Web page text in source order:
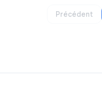
Précédent